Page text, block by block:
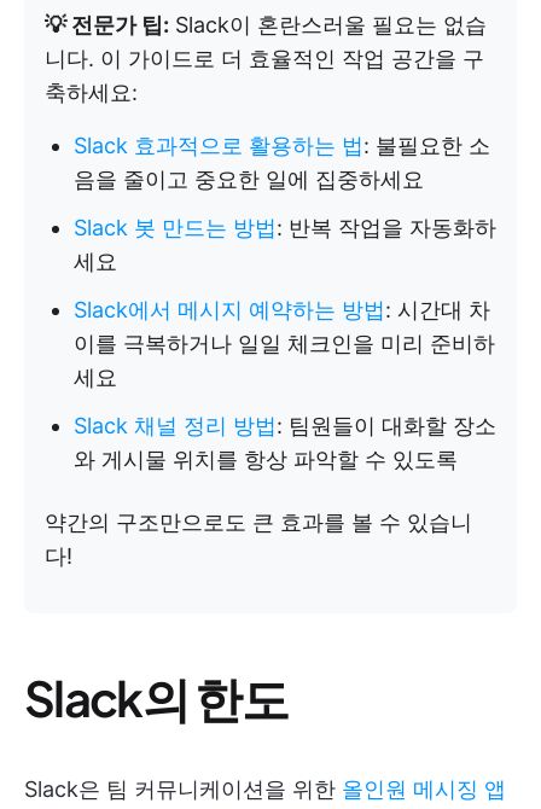
💡 전문가 팁: Slack이 혼란스러울 필요는 없습
니다. 이 가이드로 더 효율적인 작업 공간을 구
축하세요:
Slack 효과적으로 활용하는 법: 불필요한 소
음을 줄이고 중요한 일에 집중하세요
Slack 봇 만드는 방법: 반복 작업을 자동화하
세요
Slack에서 메시지 예약하는 방법: 시간대 차
이를 극복하거나 일일 체크인을 미리 준비하
세요
Slack 채널 정리 방법: 팀원들이 대화할 장소
와 게시물 위치를 항상 파악할 수 있도록
약간의 구조만으로도 큰 효과를 볼 수 있습니
다!
Slack의 한도
Slack은 팀 커뮤니케이션을 위한 올인원 메시징 앱